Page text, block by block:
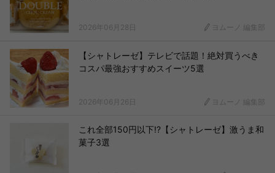
2026年06月28日 ヨムーノ 編集部
【シャトレーゼ】テレビで話題！絶対買うべき
コスパ最強おすすめスイーツ5選
2026年06月26日 ヨムーノ 編集部
これ全部150円以下!?【シャトレーゼ】激うま和
菓子3選